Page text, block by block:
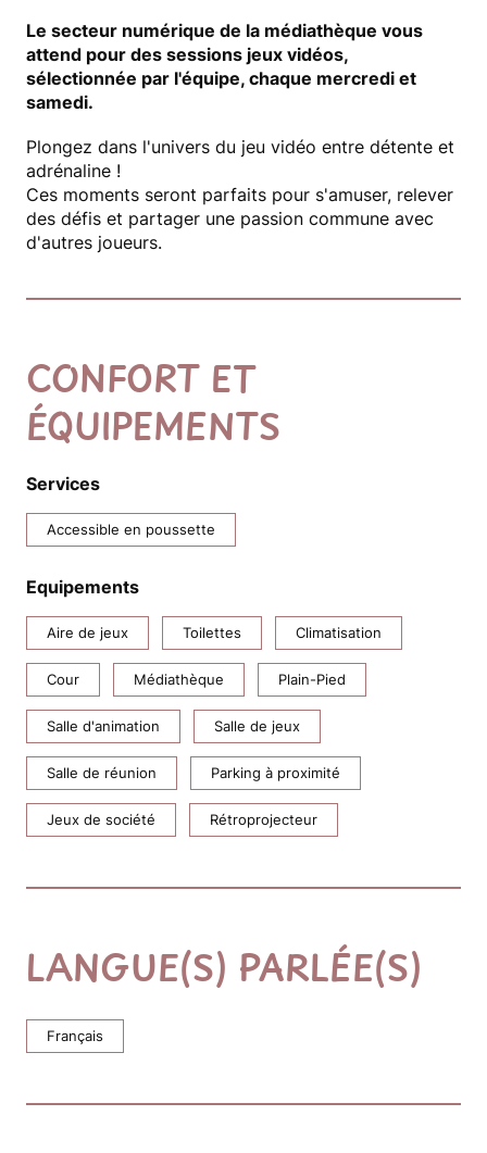
Le secteur numérique de la médiathèque vous
attend pour des sessions jeux vidéos,
sélectionnée par l'équipe, chaque mercredi et
samedi.
Plongez dans l'univers du jeu vidéo entre détente et
adrénaline !
Ces moments seront parfaits pour s'amuser, relever
des défis et partager une passion commune avec
d'autres joueurs.
CONFORT ET
ÉQUIPEMENTS
Services
Accessible en poussette
Equipements
Aire de jeux Toilettes Climatisation
Cour Médiathèque Plain-Pied
Salle d'animation Salle de jeux
Salle de réunion Parking à proximité
Jeux de société Rétroprojecteur
LANGUE(S) PARLÉE(S)
Français